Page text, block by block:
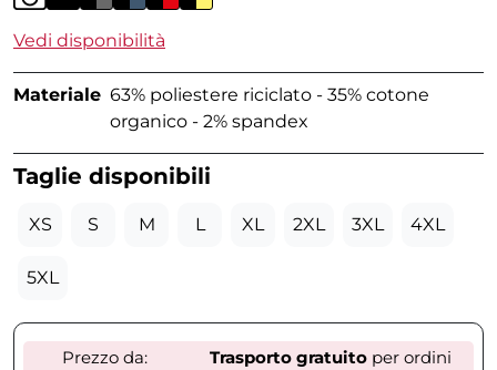
Vedi disponibilità
Materiale 63% poliestere riciclato - 35% cotone
organico - 2% spandex
Taglie disponibili
XS S M L XL 2XL 3XL 4XL
5XL
Prezzo da:
Trasporto gratuitoper ordini